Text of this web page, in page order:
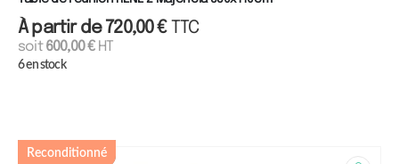
À partir de 720,00€ TTC
soit600,00€HT
6 en stock
Reconditionné